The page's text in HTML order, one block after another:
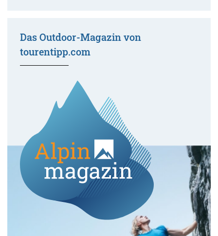
Das Outdoor-Magazin von
tourentipp.com